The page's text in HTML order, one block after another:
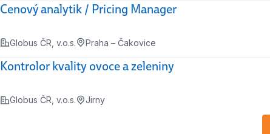
Cenový analytik / Pricing Manager
Globus ČR, v.o.s. Praha – Čakovice
Kontrolor kvality ovoce a zeleniny
Globus ČR, v.o.s. Jirny